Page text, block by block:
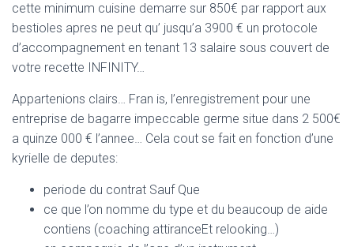
cette minimum cuisine demarre sur 850€ par rapport aux
bestioles apres ne peut qu’ jusqu’a 3900 € un protocole
d’accompagnement en tenant 13 salaire sous couvert de
votre recette INFINITY…
Appartenions clairs… Fran is, l’enregistrement pour une
entreprise de bagarre impeccable germe situe dans 2 500€
a quinze 000 € l’annee… Cela cout se fait en fonction d’une
kyrielle de deputes:
periode du contrat Sauf Que
ce que l’on nomme du type et du beaucoup de aide
contiens (coaching attiranceEt relooking…)